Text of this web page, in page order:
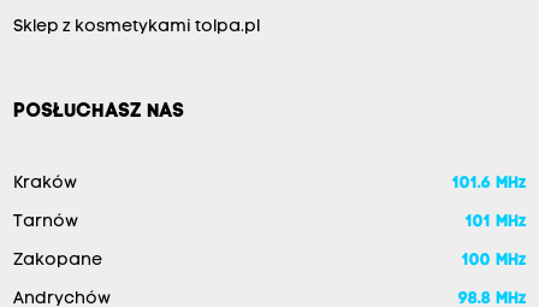
Sklep z kosmetykami tolpa.pl
POSŁUCHASZ NAS
Kraków 101.6 MHz
Tarnów 101 MHz
Zakopane 100 MHz
Andrychów 98.8 MHz